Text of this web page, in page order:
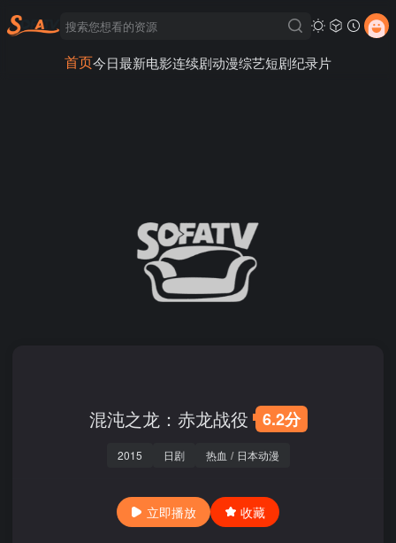
首页今日最新电影连续剧动漫综艺短剧纪录片
混沌之龙：赤龙战役 6.2分
2015 日剧 热血 / 日本动漫
立即播放 收藏